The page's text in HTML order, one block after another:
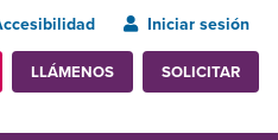
Iniciar sesión
LLÁMENOS SOLICITAR